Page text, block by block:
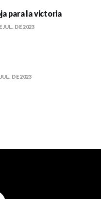
para la victoria
JUL. DE 2023
DE 2023